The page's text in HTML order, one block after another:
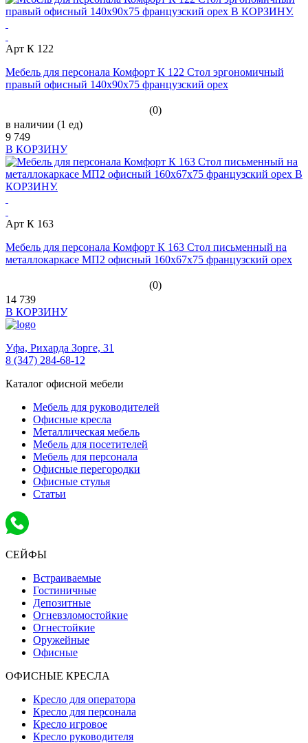
Арт К 122
Мебель для персонала Комфорт К 122 Стол эргономичный
правый офисный 140x90x75 французский орех
(0)
в наличии (1 ед)
9 749
В КОРЗИНУ
Арт К 163
Мебель для персонала Комфорт К 163 Стол письменный на
металлокаркасе МП2 офисный 160x67x75 французский орех
(0)
14 739
В КОРЗИНУ
Уфа, Рихарда Зорге, 31
8 (347) 284-68-12
Каталог офисной мебели
Мебель для руководителей
Офисные кресла
Металлическая мебель
Мебель для посетителей
Мебель для персонала
Офисные перегородки
Офисные стулья
Статьи
СЕЙФЫ
Встраиваемые
Гостиничные
Депозитные
Огневзломостойкие
Огнестойкие
Оружейные
Офисные
ОФИСНЫЕ КРЕСЛА
Кресло для оператора
Кресло для персонала
Кресло игровое
Кресло руководителя